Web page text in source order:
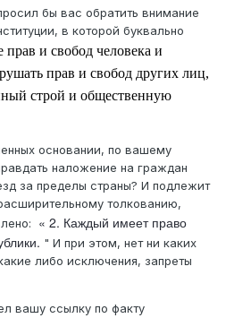
бы вас обратить внимание
в которой буквально
и свобод человека и
прав и свобод других лиц,
строй и общественную
основании, по вашему
наложение на граждан
за пределы страны? И подлежит
толкованию,
« 2. Каждый имеет право
" И при этом, нет ни каких
либо исключения, запреты
вашу ссылку по факту